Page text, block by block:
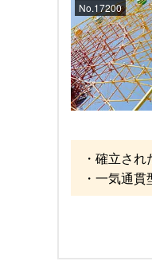
No.17200
・確立さ
・一気通